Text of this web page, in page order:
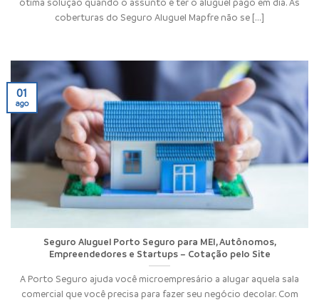
coberturas do Seguro Aluguel Mapfre não se [...]
Seguro Aluguel Porto Seguro para MEI, Autônomos,
Empreendedores e Startups – Cotação pelo Site
A Porto Seguro ajuda você microempresário a alugar aquela sala
comercial que você precisa para fazer seu negócio decolar. Com
01
ago